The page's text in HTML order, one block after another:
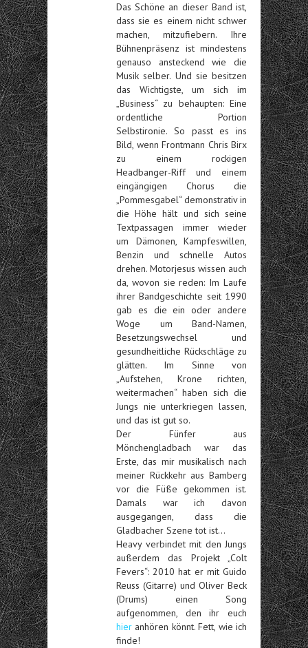
Das Schöne an dieser Band ist,
dass sie es einem nicht schwer
machen, mitzufiebern. Ihre
Bühnenpräsenz ist mindestens
genauso ansteckend wie die
Musik selber. Und sie besitzen
das Wichtigste, um sich im
„Business“ zu behaupten: Eine
ordentliche Portion
Selbstironie. So passt es ins
Bild, wenn Frontmann Chris Birx
zu einem rockigen
Headbanger-Riff und einem
eingängigen Chorus die
„Pommesgabel“ demonstrativ in
die Höhe hält und sich seine
Textpassagen immer wieder
um Dämonen, Kampfeswillen,
Benzin und schnelle Autos
drehen. Motorjesus wissen auch
da, wovon sie reden: Im Laufe
ihrer Bandgeschichte seit 1990
gab es die ein oder andere
Woge um Band-Namen,
Besetzungswechsel und
gesundheitliche Rückschläge zu
glätten. Im Sinne von
„Aufstehen, Krone richten,
weitermachen“ haben sich die
Jungs nie unterkriegen lassen,
und das ist gut so.
Der Fünfer aus
Mönchengladbach war das
Erste, das mir musikalisch nach
meiner Rückkehr aus Bamberg
vor die Füße gekommen ist.
Damals war ich davon
ausgegangen, dass die
Gladbacher Szene tot ist…
Heavy verbindet mit den Jungs
außerdem das Projekt „Colt
Fevers“: 2010 hat er mit Guido
Reuss (Gitarre) und Oliver Beck
(Drums) einen Song
aufgenommen, den ihr euch
hier anhören könnt. Fett, wie ich
finde!